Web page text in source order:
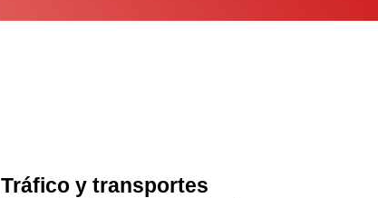
Tráfico y transportes